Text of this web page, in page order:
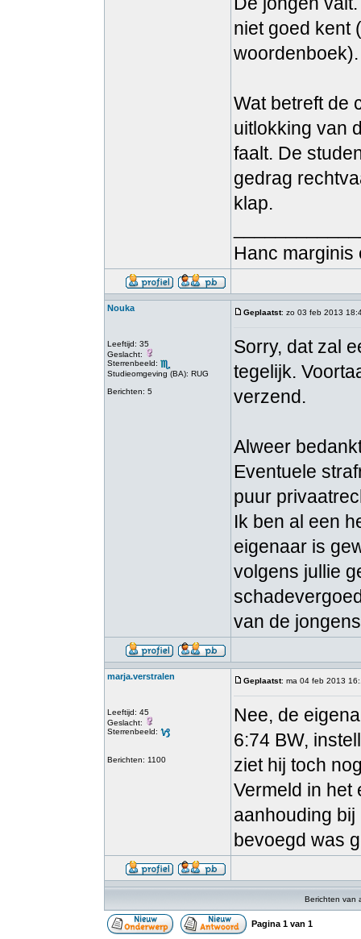
niet goed kent
woordenboek).
Wat betreft de
uitlokking van
faalt. De
gedrag
klap.
Hanc marginis
Nouka
Leeftijd: 35
Geslacht:
Sterrenbeeld:
Studieomgeving (BA): RUG
Berichten: 5
Geplaatst: zo 03 feb 2013
Sorry, dat zal
tegelijk.
verzend.
Alweer
Eventuele
puur
Ik ben al een
eigenaar is
volgens jullie
van de
marja.verstralen
Leeftijd: 45
Geslacht:
Sterrenbeeld:
Berichten: 1100
Geplaatst: ma 04 feb 2013
Nee, de
6:74 BW,
ziet hij toch
Vermeld in het
aanhouding
bevoegd was
Berichten van
Pagina 1 van 1